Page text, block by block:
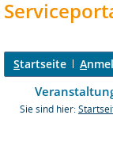
Startseite A
Sie sind hier: